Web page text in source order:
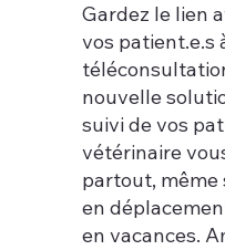
Gardez le lien
vos patient.e.s
nouvelle
suivi de vos
vétérinaire
partout, même
en
en vacances.